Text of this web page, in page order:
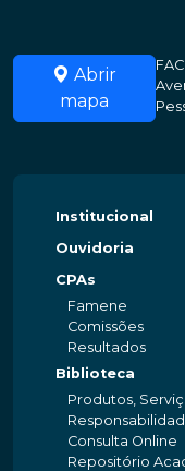
Abrir
mapa
Institucional
Ouvidoria
CPAs
Famene
Comissões
Resultados
Biblioteca
Produtos,
Consulta Online
Repositório